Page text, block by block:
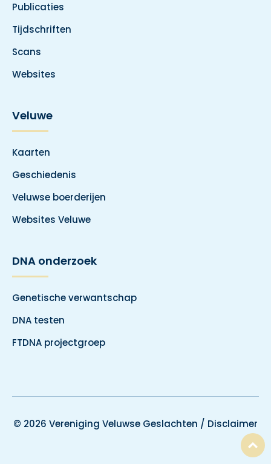
Publicaties
Tijdschriften
Scans
Websites
Veluwe
Kaarten
Geschiedenis
Veluwse boerderijen
Websites Veluwe
DNA onderzoek
Genetische verwantschap
DNA testen
FTDNA projectgroep
© 2026 Vereniging Veluwse Geslachten / Disclaimer